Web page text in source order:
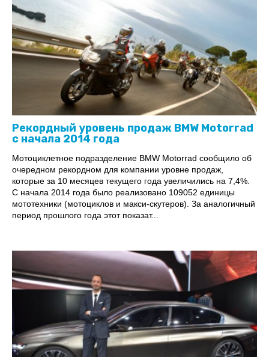
Рекордный уровень продаж BMW Motorrad
с начала 2014 года
Мотоциклетное подразделение BMW Motorrad сообщило об
очередном рекордном для компании уровне продаж,
которые за 10 месяцев текущего года увеличились на 7,4%.
С начала 2014 года было реализовано 109052 единицы
мототехники (мотоциклов и макси-скутеров). За аналогичный
период прошлого года этот показат...